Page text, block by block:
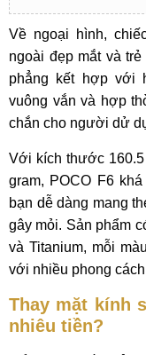
Về ngoại hình,
ngoài đẹp mắt và
phẳng kết hợp với
vuông vắn và hợp
chắn cho người dử
Với kích thước
gram, POCO F6
bạn dễ dàng mang
gây mỏi. Sản phẩm
và Titanium, mỗi
với nhiều phong
Thay mặt kính
nhiêu tiền?